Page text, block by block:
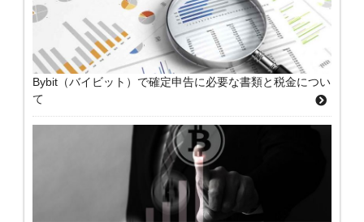
Bybit（バイビット）で確定申告に必要な書類と税金につい
て